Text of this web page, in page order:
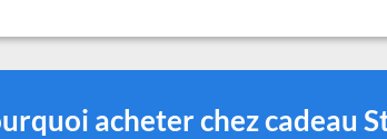
acheter chez cadeau